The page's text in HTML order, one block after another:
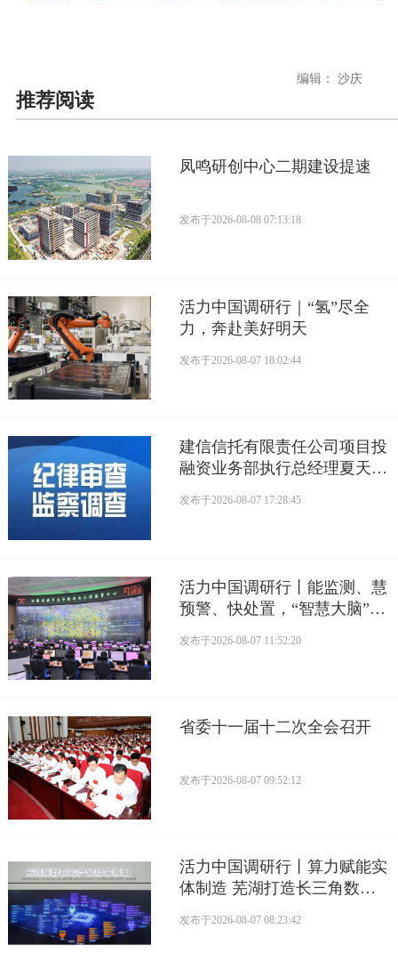
编辑： 沙庆
推荐阅读
凤鸣研创中心二期建设提速
发布于2026-08-08 07:13:18
活力中国调研行｜“氢”尽全
力，奔赴美好明天
发布于2026-08-07 18:02:44
建信信托有限责任公司项目投
融资业务部执行总经理夏天接
发布于2026-08-07 17:28:45
活力中国调研行丨能监测、慧
预警、快处置，“智慧大脑”守
发布于2026-08-07 11:52:20
省委十一届十二次全会召开
发布于2026-08-07 09:52:12
活力中国调研行丨算力赋能实
体制造 芜湖打造长三角数字
发布于2026-08-07 08:23:42